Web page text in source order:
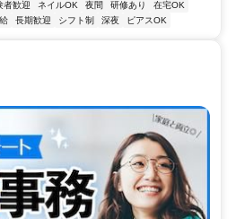
者歓迎 ネイルOK 夜間 研修あり
在宅OK
長期歓迎 シフト制 深夜 ピアスOK